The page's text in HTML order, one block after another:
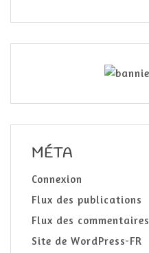
MÉTA
Connexion
Flux des publications
Flux des commentaires
Site de WordPress-FR